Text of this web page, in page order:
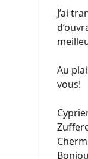
J’ai
Au
vous!